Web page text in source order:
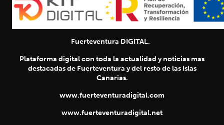
Fuerteventura DIGITAL.
Plataforma digital con toda la actualidad y noticias mas
destacadas de Fuerteventura y del resto de las Islas
Canarias.
www.fuerteventuradigital.com
www.fuerteventuradigital.net